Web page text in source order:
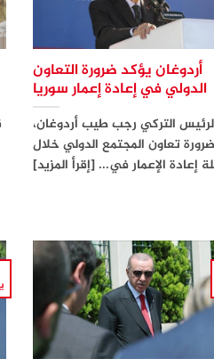
أردوغان يؤكد ضرورة التعاون
الدولي في إعادة إعمار سوريا
التركي رجب طيب أردوغان،
ضرورة تعاون المجتمع الدولي خلال
إعادة الإعمار في... [إقرأ المزيد]